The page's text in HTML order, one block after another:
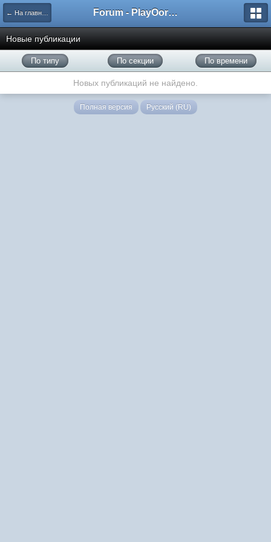
← На главную Forum - PlayOorbis.net
Новые публикации
По типу По секции По времени
Новых публикаций не найдено.
Полная версия Русский (RU)